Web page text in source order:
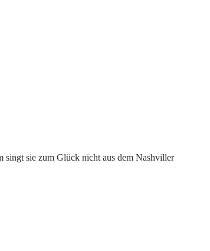
singt sie zum Glück nicht aus dem Nashviller